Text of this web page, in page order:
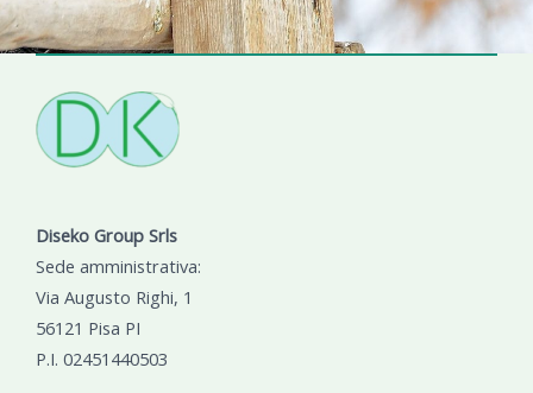
Diseko Group Srls
Sede amministrativa:
Via Augusto Righi, 1
56121 Pisa PI
P.I. 02451440503